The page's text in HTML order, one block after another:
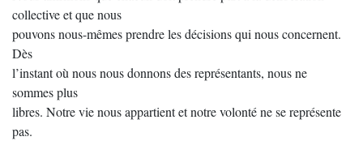
collective et que nous
pouvons nous-mêmes prendre les décisions qui nous concernent.
Dès
l’instant où nous nous donnons des représentants, nous ne
sommes plus
libres. Notre vie nous appartient et notre volonté ne se représente
pas.